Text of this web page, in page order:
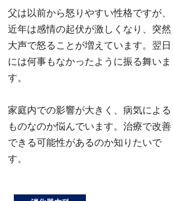
父は以前から怒りやすい性格ですが、
近年は感情の起伏が激しくなり、突然
大声で怒ることが増えています。翌日
には何事もなかったように振る舞いま
す。
家庭内での影響が大きく、病気による
ものなのか悩んでいます。治療で改善
できる可能性があるのか知りたいで
す。